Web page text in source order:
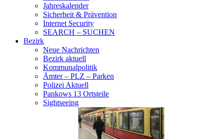
Jahreskalender
Sicherheit & Prävention
Internet Security
SEARCH – SUCHEN
Bezirk
Neue Nachrichten
Bezirk aktuell
Kommunalpolitik
Ämter – PLZ – Parken
Polizei Aktuell
Pankows 13 Ortsteile
Sightseeing